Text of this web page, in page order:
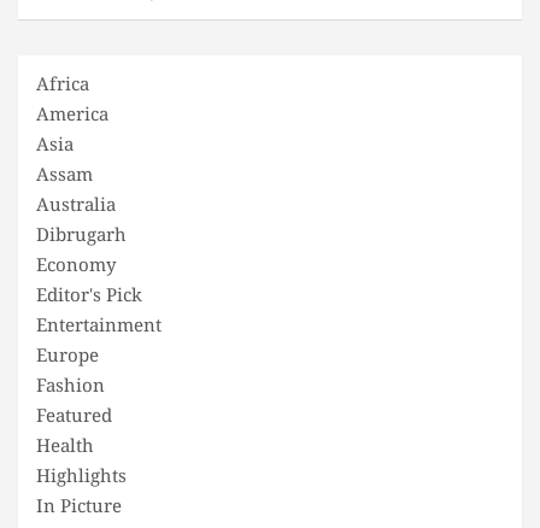
Africa
America
Asia
Assam
Australia
Dibrugarh
Economy
Editor's Pick
Entertainment
Europe
Fashion
Featured
Health
Highlights
In Picture